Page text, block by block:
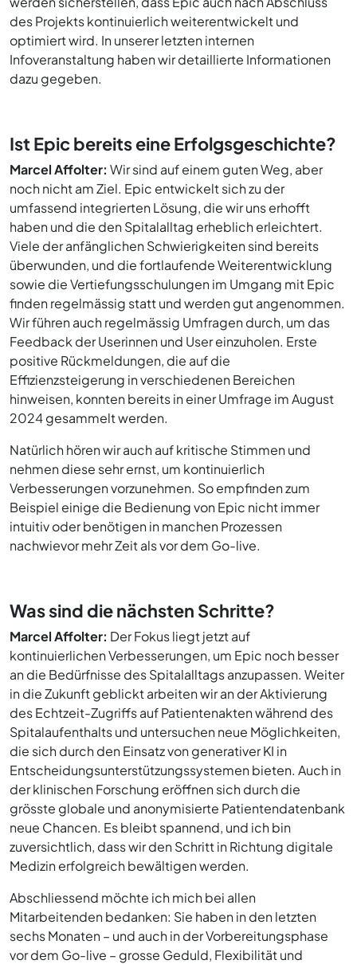
des Projekts kontinuierlich weiterentwickelt und
optimiert wird. In unserer letzten internen
Infoveranstaltung haben wir detaillierte Informationen
dazu gegeben.
Ist Epic bereits eine Erfolgsgeschichte?
Marcel Affolter: Wir sind auf einem guten Weg, aber
noch nicht am Ziel. Epic entwickelt sich zu der
umfassend integrierten Lösung, die wir uns erhofft
haben und die den Spitalalltag erheblich erleichtert.
Viele der anfänglichen Schwierigkeiten sind bereits
überwunden, und die fortlaufende Weiterentwicklung
sowie die Vertiefungsschulungen im Umgang mit Epic
finden regelmässig statt und werden gut angenommen.
Wir führen auch regelmässig Umfragen durch, um das
Feedback der Userinnen und User einzuholen. Erste
positive Rückmeldungen, die auf die
Effizienzsteigerung in verschiedenen Bereichen
hinweisen, konnten bereits in einer Umfrage im August
2024 gesammelt werden.
Natürlich hören wir auch auf kritische Stimmen und
nehmen diese sehr ernst, um kontinuierlich
Verbesserungen vorzunehmen. So empfinden zum
Beispiel einige die Bedienung von Epic nicht immer
intuitiv oder benötigen in manchen Prozessen
nachwievor mehr Zeit als vor dem Go-live.
Was sind die nächsten Schritte?
Marcel Affolter: Der Fokus liegt jetzt auf
kontinuierlichen Verbesserungen, um Epic noch besser
an die Bedürfnisse des Spitalalltags anzupassen. Weiter
in die Zukunft geblickt arbeiten wir an der Aktivierung
des Echtzeit-Zugriffs auf Patientenakten während des
Spitalaufenthalts und untersuchen neue Möglichkeiten,
die sich durch den Einsatz von generativer KI in
Entscheidungsunterstützungssystemen bieten. Auch in
der klinischen Forschung eröffnen sich durch die
grösste globale und anonymisierte Patientendatenbank
neue Chancen. Es bleibt spannend, und ich bin
zuversichtlich, dass wir den Schritt in Richtung digitale
Medizin erfolgreich bewältigen werden.
Abschliessend möchte ich mich bei allen
Mitarbeitenden bedanken: Sie haben in den letzten
sechs Monaten – und auch in der Vorbereitungsphase
vor dem Go-live – grosse Geduld, Flexibilität und